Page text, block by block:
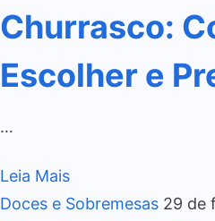
Churrasco:
Escolher e
…
Leia Mais
Doces e Sobremesas 29 de